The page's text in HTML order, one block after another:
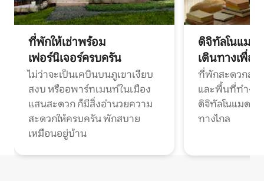
ที่พักให้เช่าพร้อม
เฟอร์นิเจอร์ครบครัน
ไม่ว่าจะเป็นเคบินบนภูเขาเงียบ
สงบ หรืออพาร์ทเมนท์ในเมือง
แสนสะดวก ก็มีสิ่งอำนวยความ
สะดวกให้ครบครัน พักสบาย
เหมือนอยู่บ้าน
ดิจิทัลโนแมด
เดินทางเพื่อ
ที่พักสะดวกสบ
และพื้นที่ทำงา
ดิจิทัลโนแมดแ
ทางไกล